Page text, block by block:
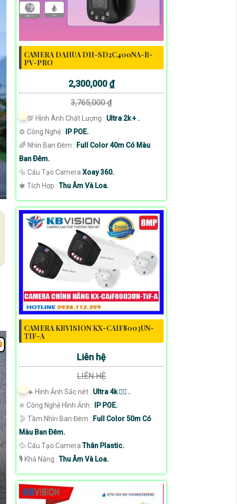
CAMERA DAHUA DH-SD2C400NA-B-
PV-PRO
2,300,000 ₫
3,765,000 ₫
💯 Hình Ành Chất Lượng : Ultra 2k + .
⚙ Công Nghệ :
IP POE.
🌈 Nhìn Ban Đêm : Full Color 40m Có Màu
Ban Ðêm.
🔩 Cấu Tạo Camera Xoay 360.
️♚ Tích Hợp :Thu Âm Và Loa.
CAMERA KBVISION KX-CAIF8003UN-
TIF-A
Liên hệ
LIÊN HỆ
☀️ Hình Ảnh Sắc nét : Ultra 4k 👍🏾 .
✳️ Công Nghệ Hình Ảnh :
IP POE.
🌛 Tầm Nhìn Ban Đêm : Full Color 50m Có
Màu Ban Ðêm.
💦 Cấu Tạo CameraThân Plastic.
️🎙 Khả Năng :Thu Âm Và Loa.